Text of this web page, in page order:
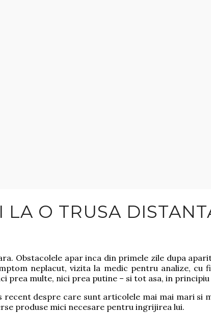
O TRUSA
Obstacolele apar inca din primele zile dupa
neplacut, vizita la medic pentru analize,
prea multe, nici prea putine – si tot asa, in
despre care sunt articolele mai mai mari si
produse mici necesare pentru ingrijirea lui.